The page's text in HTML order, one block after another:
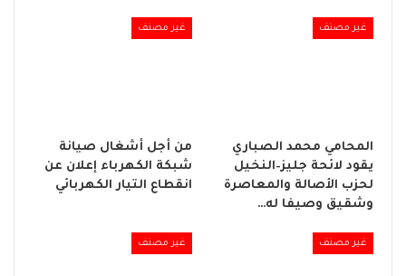
غير مصنف
المحامي محمد الصباري
يقود لائحة جليز–النخيل
لحزب الأصالة والمعاصرة
وشقيق وصيفا له…
غير مصنف
من أجل أشغال صيانة
شبكة الكهرباء إعلان عن
انقطاع التيار الكهربائي
غير مصنف غير مصنف